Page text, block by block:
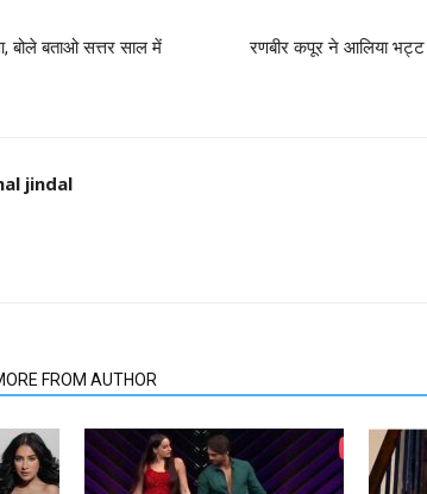
बोले बताओ सत्तर साल में
रणबीर कपूर ने आलिया
jindal
FROM AUTHOR